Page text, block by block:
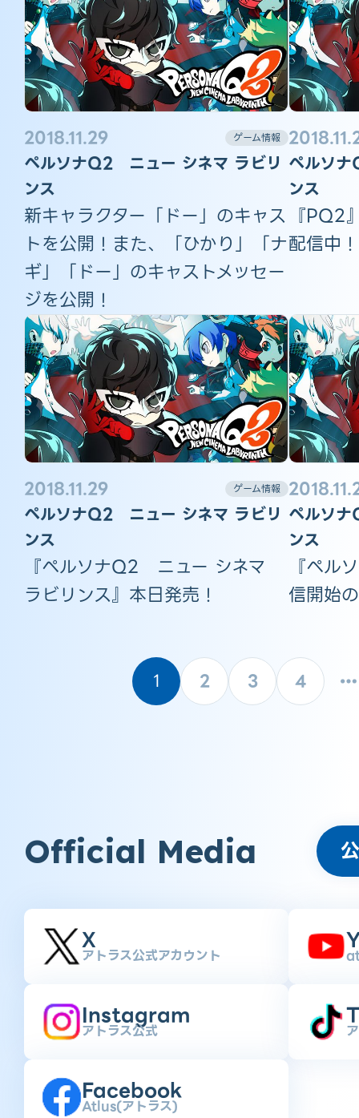
2018.11.29 ゲーム情報
ペルソナQ2 ニュー シネマ ラビリ
ンス
新キャラクター「ドー」のキャス
トを公開！また、「ひかり」「ナ
ギ」「ドー」のキャストメッセー
ジを公開！
ペルソ
ンス
『PQ2
配信中！
2018.11.29 ゲーム情報
ペルソナQ2 ニュー シネマ ラビリ
ンス
『ペルソナQ2 ニュー シネマ
ラビリンス』本日発売！
ペルソ
ンス
『ペル
信開始
1 2 3 4
Official Media
X
アトラス公式アカウント
Instagram
アトラス公式
Facebook
Atlus(アトラス)